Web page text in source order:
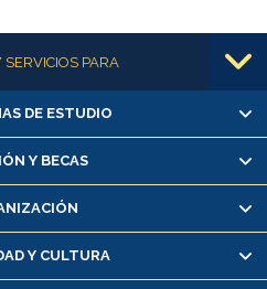
SERVICIOS PARA
y exalumnas/os
en línea
de asignaturas
de notas
y dental
DE ESTUDIO
Y BECAS
Y CULTURA